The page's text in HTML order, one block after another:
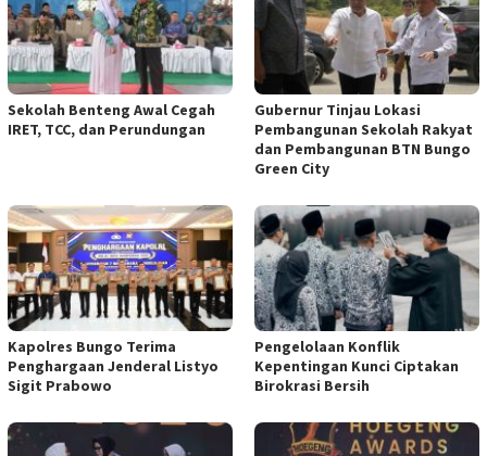
Sekolah Benteng Awal Cegah
IRET, TCC, dan Perundungan
Gubernur Tinjau Lokasi
Pembangunan Sekolah Rakyat
dan Pembangunan BTN Bungo
Green City
Kapolres Bungo Terima
Penghargaan Jenderal Listyo
Sigit Prabowo
Pengelolaan Konflik
Kepentingan Kunci Ciptakan
Birokrasi Bersih